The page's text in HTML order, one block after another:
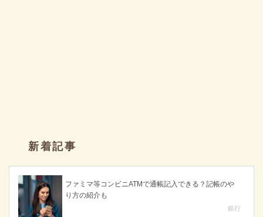
新着記事
ファミマ等コンビニATMで通帳記入できる？記帳のや
り方の紹介も
銀行